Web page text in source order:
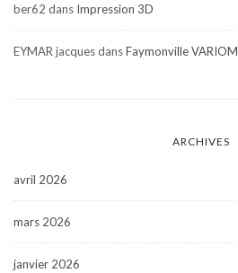
ber62 dans Impression 3D
EYMAR jacquesdansFaymonville
ARCHIVES
avril 2026
mars 2026
janvier 2026